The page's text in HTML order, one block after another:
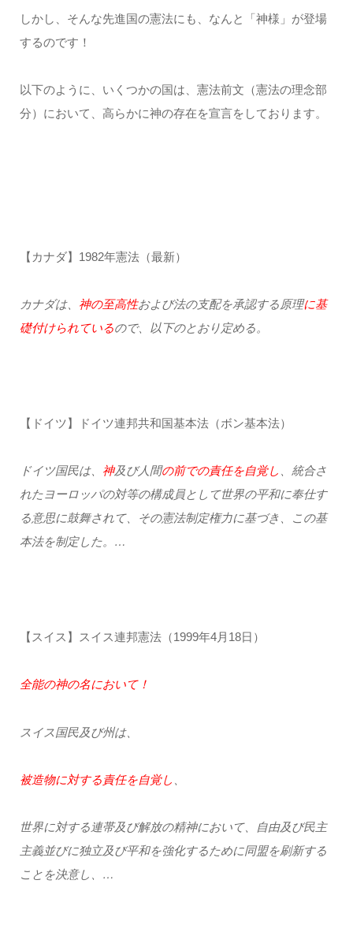
しかし、そんな先進国の憲法にも、なんと「神様」が登場
するのです！
以下のように、いくつかの国は、憲法前文（憲法の理念部
分）において、高らかに神の存在を宣言をしております。
【カナダ】1982年憲法（最新）
カナダは、 神の至高性および法の支配を承認する原理に基
礎付けられているので、以下のとおり定める。
【ドイツ】ドイツ連邦共和国基本法（ボン基本法）
ドイツ国民は、 神及び人間の前での責任を自覚し
、統合さ
れたヨーロッパの対等の構成員として世界の平和に奉仕す
る意思に鼓舞されて、その憲法制定権力に基づき、この基
本法を制定した。…
【スイス】スイス連邦憲法（1999年4月18日）
全能の神の名において！
スイス国民及び州は、
被造物に対する責任を自覚し
世界に対する連帯及び解放の精神において、自由及び民主
主義並びに独立及び平和を強化するために同盟を刷新する
ことを決意し、…